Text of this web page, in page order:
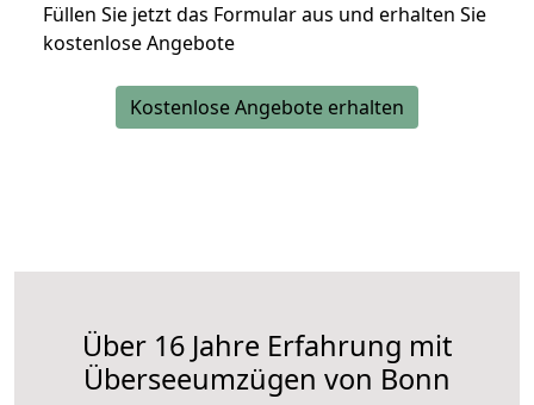
Füllen Sie jetzt das Formular aus und erhalten Sie
kostenlose Angebote
Kostenlose Angebote erhalten
Über 16 Jahre Erfahrung mit
Überseeumzügen von Bonn